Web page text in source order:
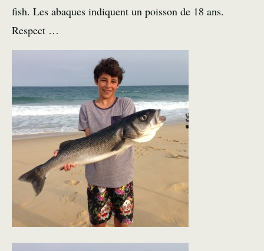
fish. Les abaques indiquent un poisson de 18 ans.
Respect …